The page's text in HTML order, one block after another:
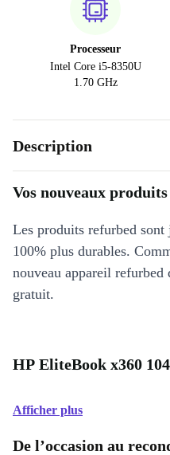
Processeur
Intel Core i5-8350U
1.70 GHz
Description
Vos nouveaux
Les produits refurbed sont
100% plus durables.
nouveau appareil refurbed
gratuit.
HP EliteBook x360
Afficher plus
De l’occasion au